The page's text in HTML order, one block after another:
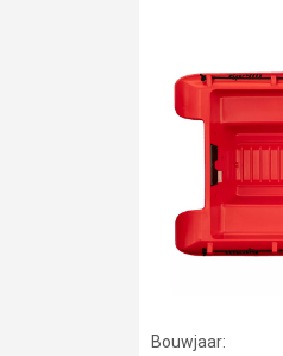
Bouwjaar: